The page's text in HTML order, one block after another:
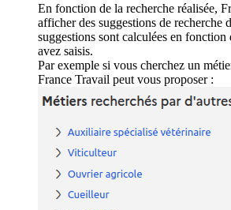
En fonction de la recherche réalisée,
afficher des suggestions de recherche
suggestions sont calculées en fonction
avez saisis.
Par exemple si vous cherchez un
France Travail peut vous proposer :